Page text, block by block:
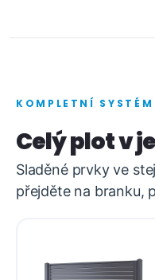
KOMPLETNÍ SYSTÉM
Celý plot v
Sladěné prvky ve
přejděte na branku,